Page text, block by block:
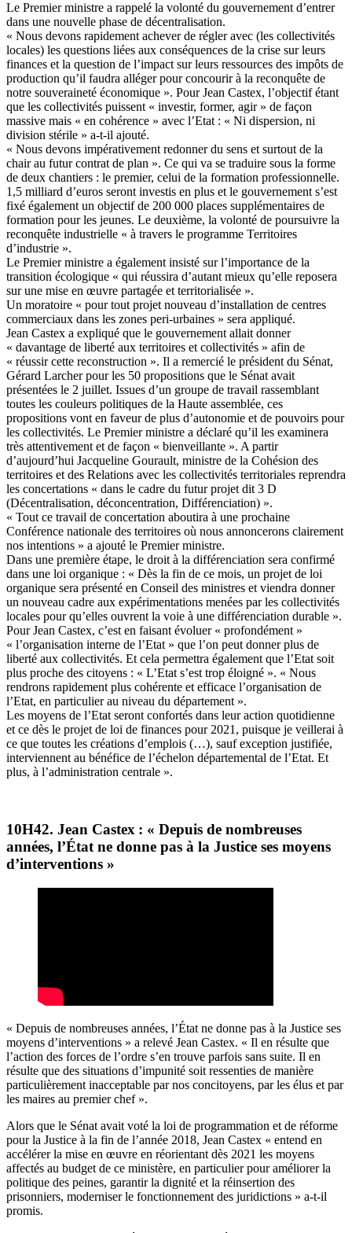
Le Premier ministre a rappelé la volonté du gouvernement d’entrer
dans une nouvelle phase de décentralisation.
« Nous devons rapidement achever de régler avec (les collectivités
locales) les questions liées aux conséquences de la crise sur leurs
finances et la question de l’impact sur leurs ressources des impôts de
production qu’il faudra alléger pour concourir à la reconquête de
notre souveraineté économique ». Pour Jean Castex, l’objectif étant
que les collectivités puissent « investir, former, agir » de façon
massive mais « en cohérence » avec l’Etat : « Ni dispersion, ni
division stérile » a-t-il ajouté.
« Nous devons impérativement redonner du sens et surtout de la
chair au futur contrat de plan ». Ce qui va se traduire sous la forme
de deux chantiers : le premier, celui de la formation professionnelle.
1,5 milliard d’euros seront investis en plus et le gouvernement s’est
fixé également un objectif de 200 000 places supplémentaires de
formation pour les jeunes. Le deuxième, la volonté de poursuivre la
reconquête industrielle « à travers le programme Territoires
d’industrie ».
Le Premier ministre a également insisté sur l’importance de la
transition écologique « qui réussira d’autant mieux qu’elle reposera
sur une mise en œuvre partagée et territorialisée ».
Un moratoire « pour tout projet nouveau d’installation de centres
commerciaux dans les zones peri-urbaines » sera appliqué.
Jean Castex a expliqué que le gouvernement allait donner
« davantage de liberté aux territoires et collectivités » afin de
« réussir cette reconstruction ». Il a remercié le président du Sénat,
Gérard Larcher pour les 50 propositions que le Sénat avait
présentées le 2 juillet. Issues d’un groupe de travail rassemblant
toutes les couleurs politiques de la Haute assemblée, ces
propositions vont en faveur de plus d’autonomie et de pouvoirs pour
les collectivités. Le Premier ministre a déclaré qu’il les examinera
très attentivement et de façon « bienveillante ». A partir
d’aujourd’hui Jacqueline Gourault, ministre de la Cohésion des
territoires et des Relations avec les collectivités territoriales reprendra
les concertations « dans le cadre du futur projet dit 3 D
(Décentralisation, déconcentration, Différenciation) ».
« Tout ce travail de concertation aboutira à une prochaine
Conférence nationale des territoires où nous annoncerons clairement
nos intentions » a ajouté le Premier ministre.
Dans une première étape, le droit à la différenciation sera confirmé
dans une loi organique : « Dès la fin de ce mois, un projet de loi
organique sera présenté en Conseil des ministres et viendra donner
un nouveau cadre aux expérimentations menées par les collectivités
locales pour qu’elles ouvrent la voie à une différenciation durable ».
Pour Jean Castex, c’est en faisant évoluer « profondément »
« l’organisation interne de l’Etat » que l’on peut donner plus de
liberté aux collectivités. Et cela permettra également que l’Etat soit
plus proche des citoyens : « L’Etat s’est trop éloigné ». « Nous
rendrons rapidement plus cohérente et efficace l’organisation de
l’Etat, en particulier au niveau du département ».
Les moyens de l’Etat seront confortés dans leur action quotidienne
et ce dès le projet de loi de finances pour 2021, puisque je veillerai à
ce que toutes les créations d’emplois (…), sauf exception justifiée,
interviennent au bénéfice de l’échelon départemental de l’Etat. Et
plus, à l’administration centrale ».
10H42. Jean Castex : « Depuis de nombreuses
années, l’État ne donne pas à la Justice ses moyens
d’interventions »
« Depuis de nombreuses années, l’État ne donne pas à la Justice ses
moyens d’interventions » a relevé Jean Castex. « Il en résulte que
l’action des forces de l’ordre s’en trouve parfois sans suite. Il en
résulte que des situations d’impunité soit ressenties de manière
particulièrement inacceptable par nos concitoyens, par les élus et par
les maires au premier chef ».
Alors que le Sénat avait voté la loi de programmation et de réforme
pour la Justice à la fin de l’année 2018, Jean Castex « entend en
accélérer la mise en œuvre en réorientant dès 2021 les moyens
affectés au budget de ce ministère, en particulier pour améliorer la
politique des peines, garantir la dignité et la réinsertion des
prisonniers, moderniser le fonctionnement des juridictions » a-t-il
promis.